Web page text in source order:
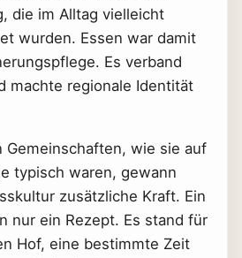
die im Alltag vielleicht
wurden. Essen war damit
Es verband
machte regionale Identität
Gemeinschaften, wie sie auf
typisch waren, gewann
zusätzliche Kraft. Ein
nur ein Rezept. Es stand für
Hof, eine bestimmte Zeit